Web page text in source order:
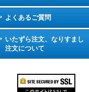
よくあるご質問
いたずら注文、なりすまし
注文について